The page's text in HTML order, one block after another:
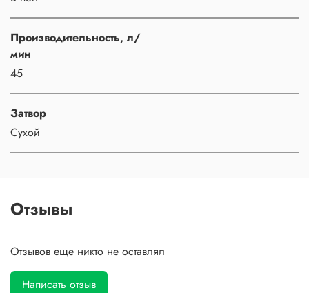
Производительность, л/
мин
45
Затвор
Сухой
Отзывы
Отзывов еще никто не оставлял
Написать отзыв